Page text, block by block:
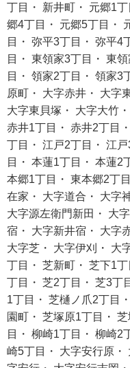
丁目・ 新井町・ 元郷1
郷4丁目・ 元郷5丁目・
目・ 弥平3丁目・ 弥平4
目・ 東領家3丁目・ 東
目・ 領家2丁目・ 領家3
原町・ 大字赤井・ 大字
大字東貝塚・ 大字大竹
赤井1丁目・ 赤井2丁目
丁目・ 江戸2丁目・ 江
目・ 本蓮1丁目・ 本蓮2
本郷1丁目・ 東本郷2丁
在家・ 大字道合・ 大字
大字源左衛門新田・ 大
宿・ 大字新井宿・ 大字
大字芝・ 大字伊刈・ 大
丁目・ 芝新町・ 芝下1
丁目・ 芝2丁目・ 芝3丁
1丁目・ 芝樋ノ爪2丁目
園町・ 芝塚原1丁目・
目・ 柳崎1丁目・ 柳崎2
崎5丁目・ 大字安行原・